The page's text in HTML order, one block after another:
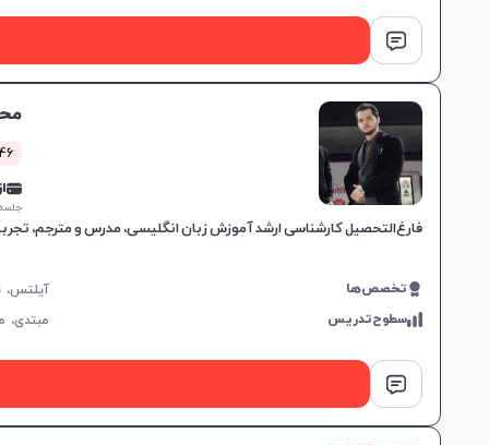
1346
از
جلسه ۱
فارغ‌التحصیل کارشناسی ارشد آموزش زبان انگلیسی، مدرس و مترجم،
تخصص‌ها
سطوح‌تدریس مبتدی،